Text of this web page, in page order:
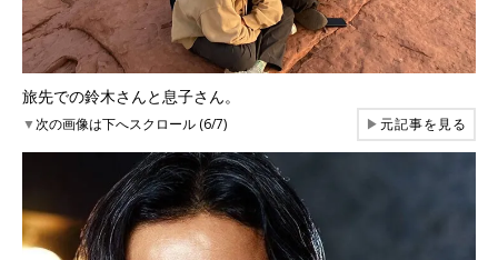
旅先での鈴木さんと息子さん。
▼次の画像は下へスクロール (6/7) ▶元記事を見る